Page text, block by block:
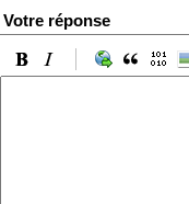
Votre réponse